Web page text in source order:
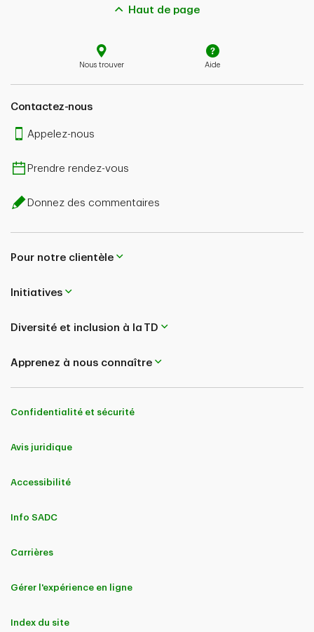
Haut de page
Nous trouver Aide
Contactez-nous
Appelez-nous
Prendre rendez-vous
Donnez des commentaires
Pour notre clientèle
Initiatives
Diversité et inclusion à la TD
Apprenez à nous connaître
Confidentialité et sécurité
Avis juridique
Accessibilité
Info SADC
Carrières
Gérer l'expérience en ligne
Index du site